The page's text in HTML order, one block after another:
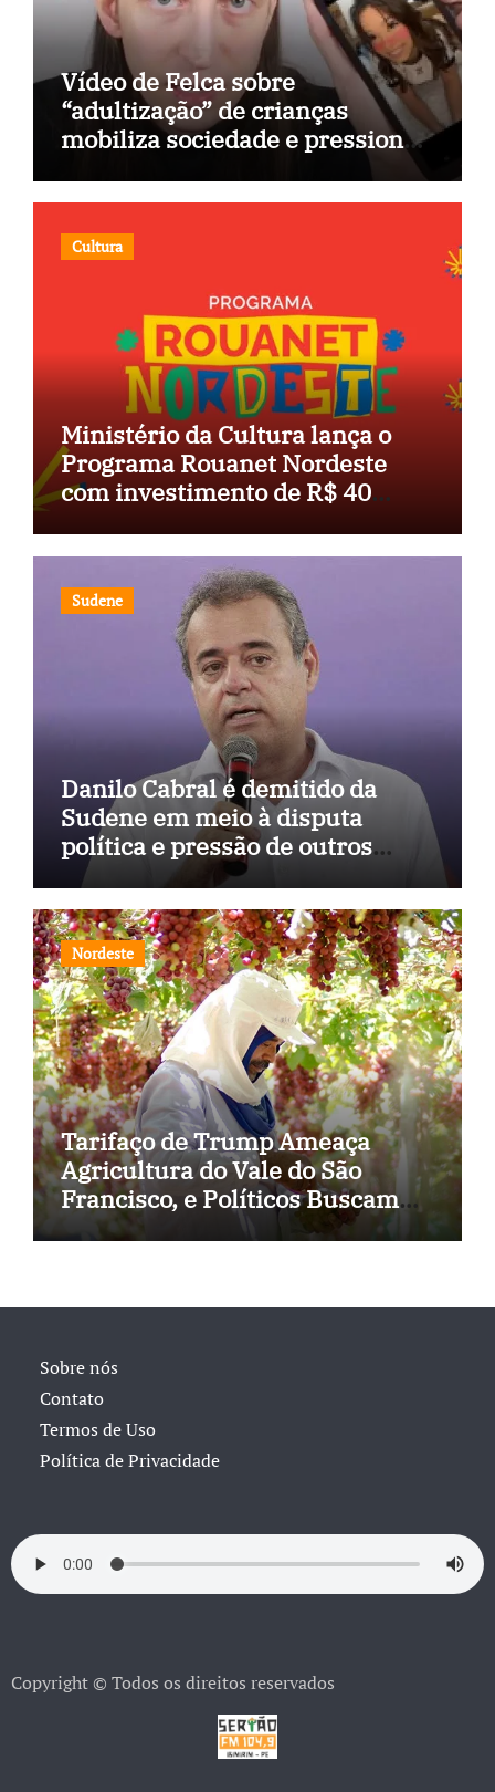
Vídeo de Felca sobre
“adultização” de crianças
mobiliza sociedade e pressiona
Cultura
Ministério da Cultura lança o
Programa Rouanet Nordeste
com investimento de R$ 40
Sudene
Danilo Cabral é demitido da
Sudene em meio à disputa
política e pressão de outros
estados
Nordeste
Tarifaço de Trump Ameaça
Agricultura do Vale do São
Francisco, e Políticos Buscam
Soluções
Sobre nós
Contato
Termos de Uso
Política de Privacidade
Copyright © Todos os direitos reservados